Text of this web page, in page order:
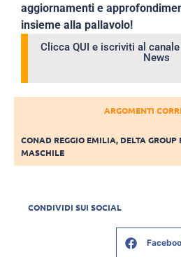
aggiornamenti e
insieme alla pallavolo!
Clicca QUI e iscriviti al
News
ARGOMENTI
CONAD REGGIO EMILIA, DELTA
MASCHILE
CONDIVIDI SUI SOCIAL